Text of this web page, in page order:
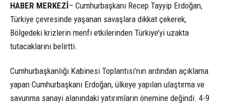
HABER MERKEZİ– Cumhurbaşkanı Recep Tayyip Erdoğan,
Türkiye çevresinde yaşanan savaşlara dikkat çekerek,
Bölgedeki krizlerin menfi etkilerinden Türkiye’yi uzakta
tutacaklarını belirtti.
Cumhurbaşkanlığı Kabinesi Toplantısı’nın ardından açıklama
yapan Cumhurbaşkanı Erdoğan, ülkeye yapılan ulaştırma ve
savunma sanayi alanındaki yatırımların önemine değindi. 4-9